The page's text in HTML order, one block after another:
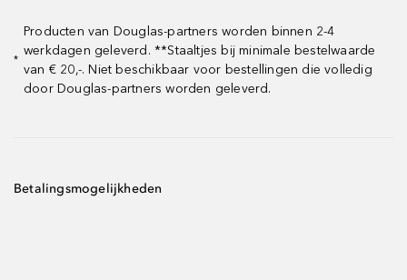
*
Producten van Douglas-partners worden binnen 2-4
werkdagen geleverd. **Staaltjes bij minimale bestelwaarde
van € 20,-. Niet beschikbaar voor bestellingen die volledig
door Douglas-partners worden geleverd.
Betalingsmogelijkheden